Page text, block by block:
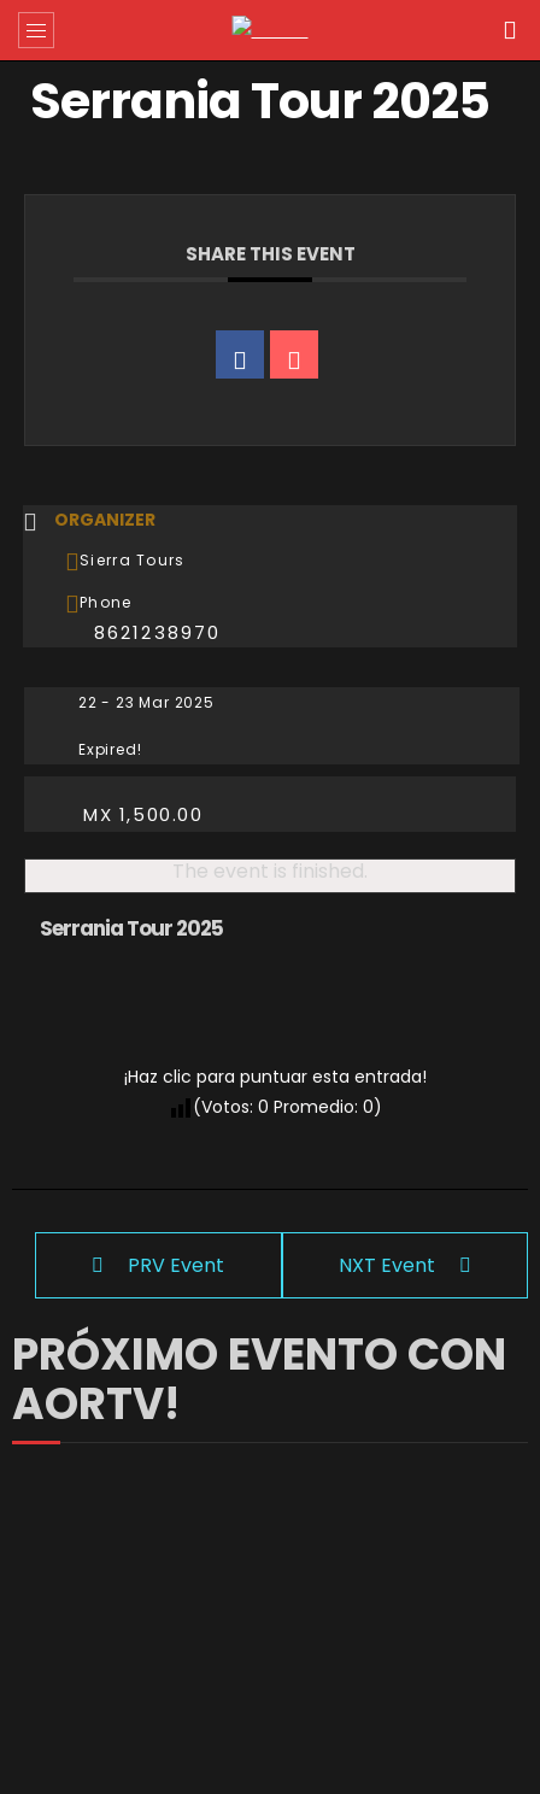
Serrania Tour 2025
SHARE THIS EVENT
ORGANIZER
Sierra Tours
Phone
8621238970
22 - 23 Mar 2025
Expired!
MX 1,500.00
The event is finished.
Serrania Tour 2025
¡Haz clic para puntuar esta entrada!
(Votos: 0 Promedio: 0)
PRV Event NXT Event
PRÓXIMO EVENTO CON
AORTV!